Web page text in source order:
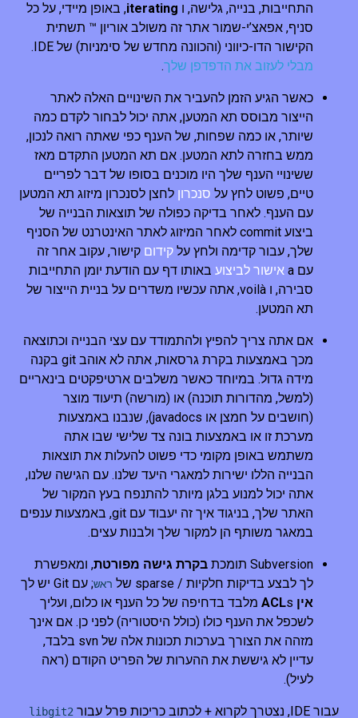
התחייבות, בנייה, גלישה, ו iterating, באופן מיידי, על כל
סניף, אפאצ’י-שמור אתר זה משולב אוריון ™ תשתית
הקישור הדו-כיווני (והכוונה מחדש של סימניות) של IDE.
מבלי לעזוב את הדפדפן שלך.
כאשר הגיע הזמן להעביר את השינויים האלה לאתר
הייצור מבוסס תא המטען, אתה יכול לבחור לקדם כמה
שיותר, או כמה שפחות, של הענף כפי שאתה רואה לנכון,
ממש בחזרה לתא המטען. אם תא המטען התקדם מאז
ששינויי הענף שלך היו מוכנים בסופו של דבר לפריים
טיים, פשוט לחץ על סנכרון לחצן לסנכרון מיזוג תא המטען
עם הענף. לאחר בדיקה כפולה של תוצאות הבנייה של
ביצוע commit לאחר המיזוג לאתר האינטרנט של הסניף
שלך, עבור קדימה ולחץ על קידום קישור, עקוב אחר זה
עם a
אישור לביצוע באותו דף עם הודעת יומן התחייבות
סבירה, ו voilà, אתה עכשיו משדרים על בניית הייצור של
תא המטען.
אם אתה צריך להפיץ ולהתמודד עם עצי הבנייה וכתוצאה
מכך באמצעות בקרת גרסאות, אתה לא אוהב git בקנה
מידה גדול. במיוחד כאשר משלבים ארטיפקטים בינאריים
(למשל, מהדורות תוכנה) או (מורשה) תיעוד מוצר
(חושבים על חמצן או javadocs), שנבנו באמצעות
מערכת זו או באמצעות בונה צד שלישי שבו אתה
משתמש באופן מקומי כדי פשוט להעלות את תוצאות
הבנייה הללו ישירות למאגרי היעד שלנו. עם הגישה שלנו,
אתה יכול למנוע בלגן מיותר להתנפח בעץ המקור של
האתר שלך, בניגוד איך זה יעבוד עם git, באמצעות ענפים
במאגר משותף הן למקור שלך ולבנות עצים.
Subversion תומכת בקרת גישה מפורטת, ומאפשרת
לך לבצע בדיקות חלקיות / sparse של
ראש; עם Git יש לך
אין ACL
s מלבד בדחיפה של כל הענף או כלום, ועליך
לשכפל את הענף כולו (כולל היסטוריה) לפני כן. אם אינך
מזהה את הצורך בערכות תכונות אלה של svn בלבד,
עדיין לא גיששת את ההערות של הפריט הקודם (ראה
לעיל).
עבור IDE, נצטרך לקרוא + לכתוב כריכות פרל עבור libgit2